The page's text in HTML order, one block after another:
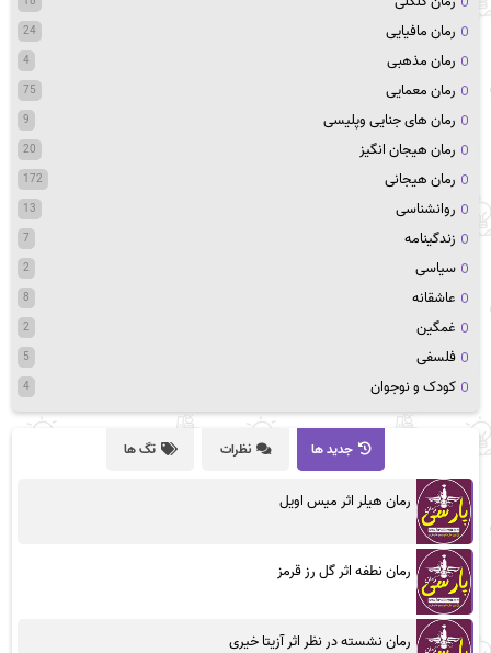
رمان مافیایی 24
رمان مذهبی 4
رمان معمایی 75
رمان های جنایی وپلیسی 9
رمان هیجان انگیز 20
رمان هیجانی 172
روانشناسی 13
زندگینامه 7
سیاسی 2
عاشقانه 8
غمگین 2
فلسفی 5
کودک و نوجوان 4
جدید ها نظرات تگ ها
رمان هیلر اثر میس اویل
رمان نطفه اثر گل رز قرمز
رمان نشسته در نظر اثر آزیتا خیری